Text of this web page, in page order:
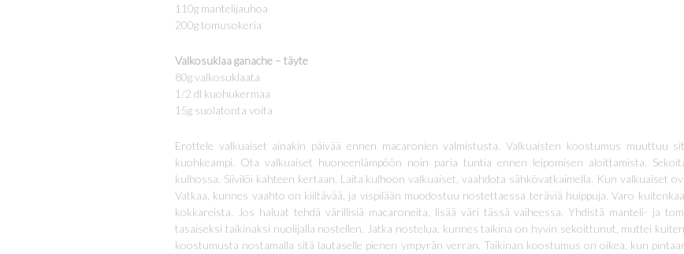
110g mantelijauhoa
200g tomusokeria
Valkosuklaa ganache – täyte
80g valkosuklaata
1/2 dl kuohukermaa
15g suolatonta voita
Erottele valkuaiset ainakin päivää ennen macaronien valmistusta. Valkuaisten koostumus muuttuu
kuohkeampi. Ota valkuaiset huoneenlämpöön noin paria tuntia ennen leipomisen aloittamista.
kulhossa. Siivilöi kahteen kertaan. Laita kulhoon valkuaiset, vaahdota sähkövatkaimella. Kun valkuaiset
Vatkaa, kunnes vaahto on kiiltävää, ja vispilään muodostuu nostettaessa teräviä huippuja. Varo
kokkareista. Jos haluat tehdä värillisiä macaroneita, lisää väri tässä vaiheessa. Yhdistä manteli- ja
tasaiseksi taikinaksi nuolijalla nostellen. Jatka nostelua, kunnes taikina on hyvin sekoittunut, muttei
koostumusta nostamalla sitä lautaselle pienen ympyrän verran. Taikinan koostumus on oikea, kun